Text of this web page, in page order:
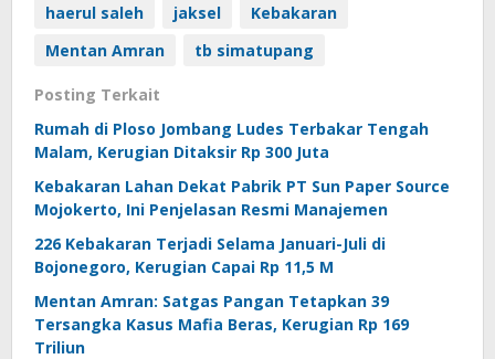
haerul saleh
jaksel
Kebakaran
Mentan Amran
tb simatupang
Posting Terkait
Rumah di Ploso Jombang Ludes Terbakar Tengah
Malam, Kerugian Ditaksir Rp 300 Juta
Kebakaran Lahan Dekat Pabrik PT Sun Paper Source
Mojokerto, Ini Penjelasan Resmi Manajemen
226 Kebakaran Terjadi Selama Januari-Juli di
Bojonegoro, Kerugian Capai Rp 11,5 M
Mentan Amran: Satgas Pangan Tetapkan 39
Tersangka Kasus Mafia Beras, Kerugian Rp 169
Triliun